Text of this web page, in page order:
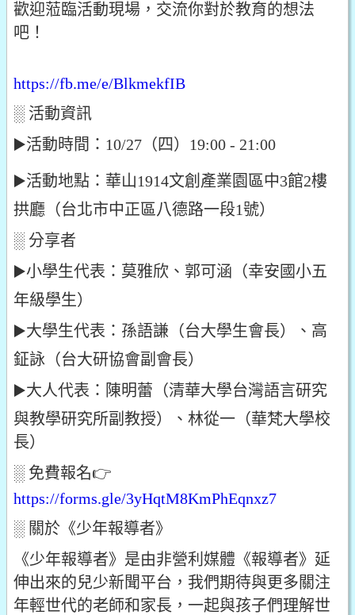
歡迎蒞臨活動現場，交流你對於教育的想法
吧！
https://fb.me/e/BlkmekfIB
░ 活動資訊
▶️活動時間：10/27（四）19:00 - 21:00
▶️活動地點：華山1914文創產業園區中3館2樓
拱廳（台北市中正區八德路一段1號）
░ 分享者
▶️小學生代表：莫雅欣、郭可涵（幸安國小五
年級學生）
▶️大學生代表：孫語謙（台大學生會長）、高
鉦詠（台大研協會副會長）
▶️大人代表：陳明蕾（清華大學台灣語言研究
與教學研究所副教授）、林從一（華梵大學校
長）
░ 免費報名👉
https://forms.gle/3yHqtM8KmPhEqnxz7
░ 關於《少年報導者》
《少年報導者》是由非營利媒體《報導者》延
伸出來的兒少新聞平台，我們期待與更多關注
年輕世代的老師和家長，一起與孩子們理解世